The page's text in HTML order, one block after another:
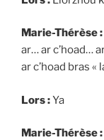
Marie-Thérèse :
ar… ar c’hoad…
ar c’hoad bras «
Lors :Ya
Marie-Thérèse :